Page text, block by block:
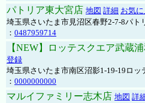
パトリア東大宮店 地図 詳細 お気
埼玉県さいたま市見沼区春野2-7-8パト
： 0487959714
【NEW】ロッテスクエア武蔵
登録
埼玉県さいたま市南区沼影1-19-19ロ
： 0000000000
マルイファミリー志木店 地図 詳